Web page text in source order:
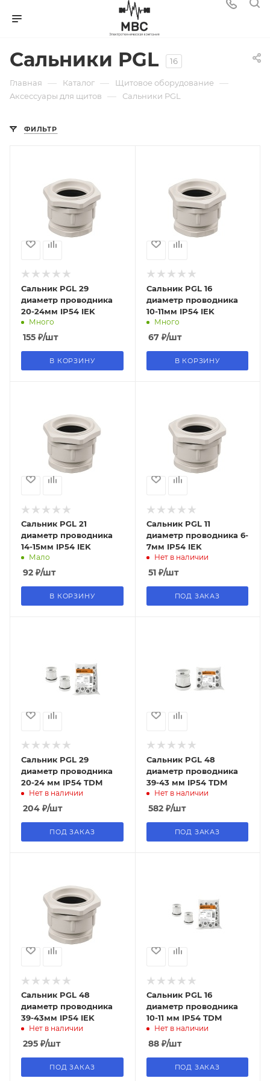
Сальники PGL 16
Главная — Каталог — Щитовое оборудование —
Aксессуары для щитов — Сальники PGL
ФИЛЬТР
Сальник PGL 29
диаметр проводника
20-24мм IP54 IEK
Много
155 ₽/шт
В КОРЗИНУ
Сальник PGL 16
диаметр проводника
10-11мм IP54 IEK
Много
67₽/шт
В КОРЗИНУ
Сальник PGL 21
диаметр проводника
14-15мм IP54 IEK
Мало
92 ₽/шт
В КОРЗИНУ
Сальник PGL 11
диаметр проводника 6-
7мм IP54 IEK
Нет в наличии
51₽/шт
ПОД ЗАКАЗ
Сальник PGL 29
диаметр проводника
20-24 мм IP54 TDM
Нет в наличии
204 ₽/шт
ПОД ЗАКАЗ
Сальник PGL 48
диаметр проводника
39-43 мм IP54 TDM
Нет в наличии
582₽/шт
ПОД ЗАКАЗ
Сальник PGL 48
диаметр проводника
39-43мм IP54 IEK
Нет в наличии
295 ₽/шт
ПОД ЗАКАЗ
Сальник PGL 16
диаметр проводника
10-11 мм IP54 TDM
Нет в наличии
88₽/шт
ПОД ЗАКАЗ